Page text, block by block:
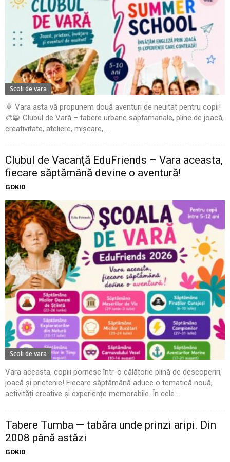
Scoli de vara
🌞 Vara asta vă propunem două aventuri de neuitat pentru copii!
🎨🧩 Clubul de Vară – tabere urbane saptamanale, pline de joacă,
creativitate, ateliere, mișcare,...
Clubul de Vacanță EduFriends – Vara aceasta,
fiecare săptămână devine o aventură!
GOKID
Scoli de vara
Vara aceasta, copiii pornesc într-o călătorie plină de descoperiri,
joacă și prietenie! Fiecare săptămână aduce o tematică nouă,
activități creative și experiențe memorabile. În cele...
Tabere Tumba — tabăra unde prinzi aripi. Din
2008 până astăzi
GOKID